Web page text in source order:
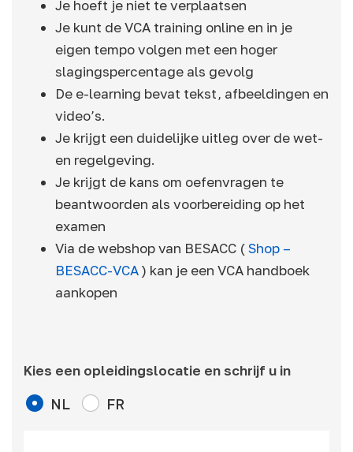
Je hoeft je niet te verplaatsen
Je kunt de VCA training online en in je
eigen tempo volgen met een hoger
slagingspercentage als gevolg
De e-learning bevat tekst, afbeeldingen en
video’s.
Je krijgt een duidelijke uitleg over de wet-
en regelgeving.
Je krijgt de kans om oefenvragen te
beantwoorden als voorbereiding op het
examen
Via de webshop van BESACC (Shop –
BESACC-VCA) kan je een VCA handboek
aankopen
Kies een opleidingslocatie en schrijf u in
NL FR